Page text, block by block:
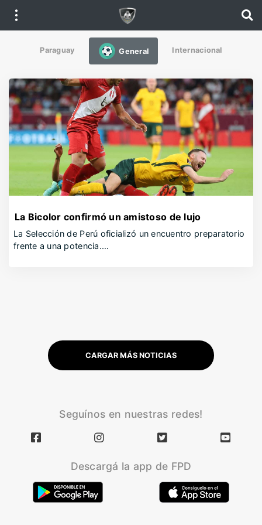
Paraguay General Internacional
La Bicolor confirmó un amistoso de lujo
La Selección de Perú oficializó un encuentro preparatorio
frente a una potencia.…
CARGAR MÁS NOTICIAS
Seguínos en nuestras redes!
Descargá la app de FPD